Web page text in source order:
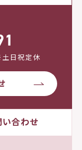
日祝定休
合わせ